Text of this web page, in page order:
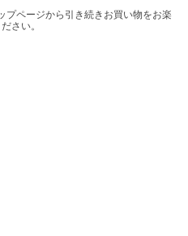
プページから引き続きお買い物をお楽
さい。